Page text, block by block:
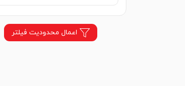
ایتالیا
هلند
اعمال محدودیت فیلتر